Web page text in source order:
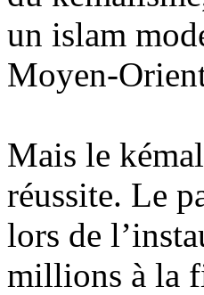
un islam
Moyen-
Mais le
réussite. Le
lors de
millions à la